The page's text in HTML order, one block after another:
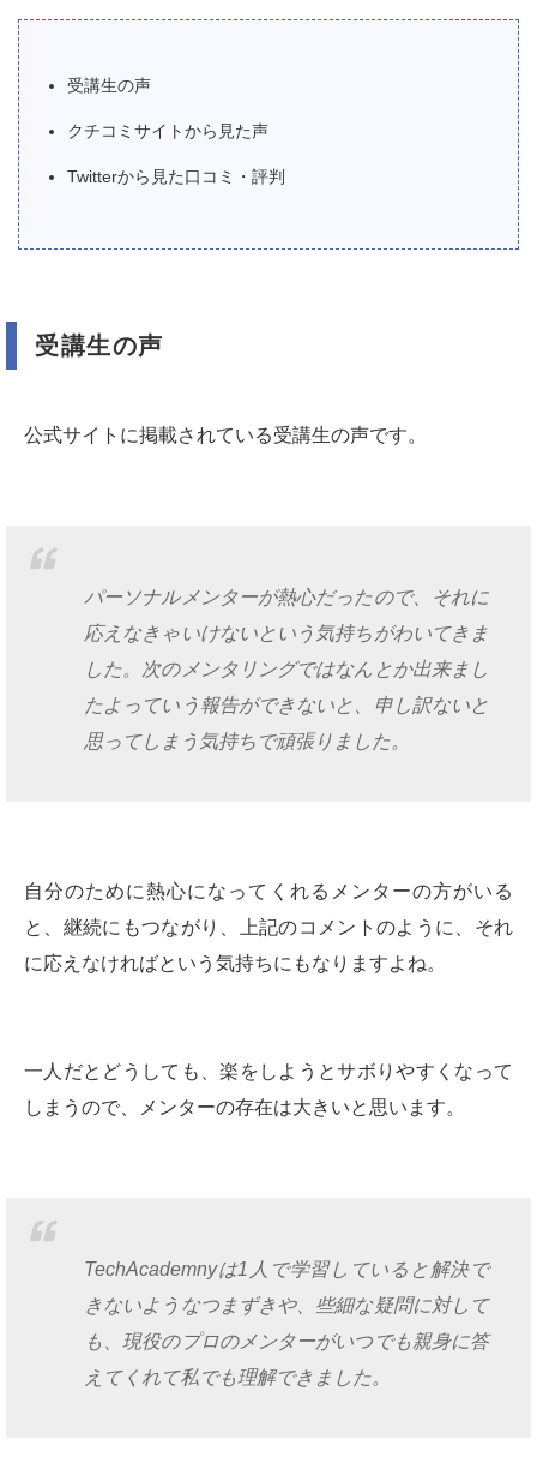
受講生の声
クチコミサイトから見た声
Twitterから見た口コミ・評判
受講生の声
公式サイトに掲載されている受講生の声です。
パーソナルメンターが熱心だったので、それに
応えなきゃいけないという気持ちがわいてきま
した。次のメンタリングではなんとか出来まし
たよっていう報告ができないと、申し訳ないと
思ってしまう気持ちで頑張りました。
自分のために熱心になってくれるメンターの方がいる
と、継続にもつながり、上記のコメントのように、それ
に応えなければという気持ちにもなりますよね。
一人だとどうしても、楽をしようとサボりやすくなって
しまうので、メンターの存在は大きいと思います。
TechAcademnyは1人で学習していると解決で
きないようなつまずきや、些細な疑問に対して
も、現役のプロのメンターがいつでも親身に答
えてくれて私でも理解できました。